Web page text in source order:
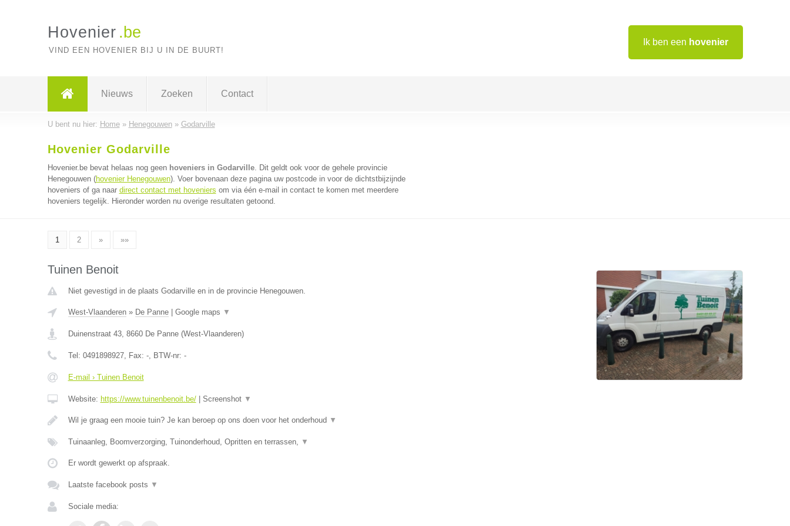
Ik ben een hovenier
Hovenier .be
VIND EEN HOVENIER BIJ U IN DE BUURT!
Nieuws Zoeken Contact
U bent nu hier: Home» Henegouwen» Godarville
Hovenier Godarville
Hovenier.be bevat helaas nog geen hoveniers in Godarville. Dit geldt ook voor de gehele provincie
Henegouwen (hovenier Henegouwen). Voer bovenaan deze pagina uw postcode in voor de dichtstbijzijnde
hoveniers of ga naar direct contact met hoveniers om via één e-mail in contact te komen met meerdere
hoveniers tegelijk. Hieronder worden nu overige resultaten getoond.
1 2 » »»
Tuinen Benoit
Niet gevestigd in de plaats Godarville en in de provincie Henegouwen.
West-Vlaanderen» De Panne| Google maps ▼
Duinenstraat 43, 8660 De Panne(West-Vlaanderen)
Tel: 0491898927, Fax: -, BTW-nr: -
E-mail › Tuinen Benoit
Website: https://www.tuinenbenoit.be/| Screenshot ▼
Wil je graag een mooie tuin? Je kan beroep op ons doen voor het onderhoud ▼
Tuinaanleg, Boomverzorging, Tuinonderhoud, Opritten en terrassen, ▼
Er wordt gewerkt op afspraak.
Laatste facebook posts ▼
Sociale media: